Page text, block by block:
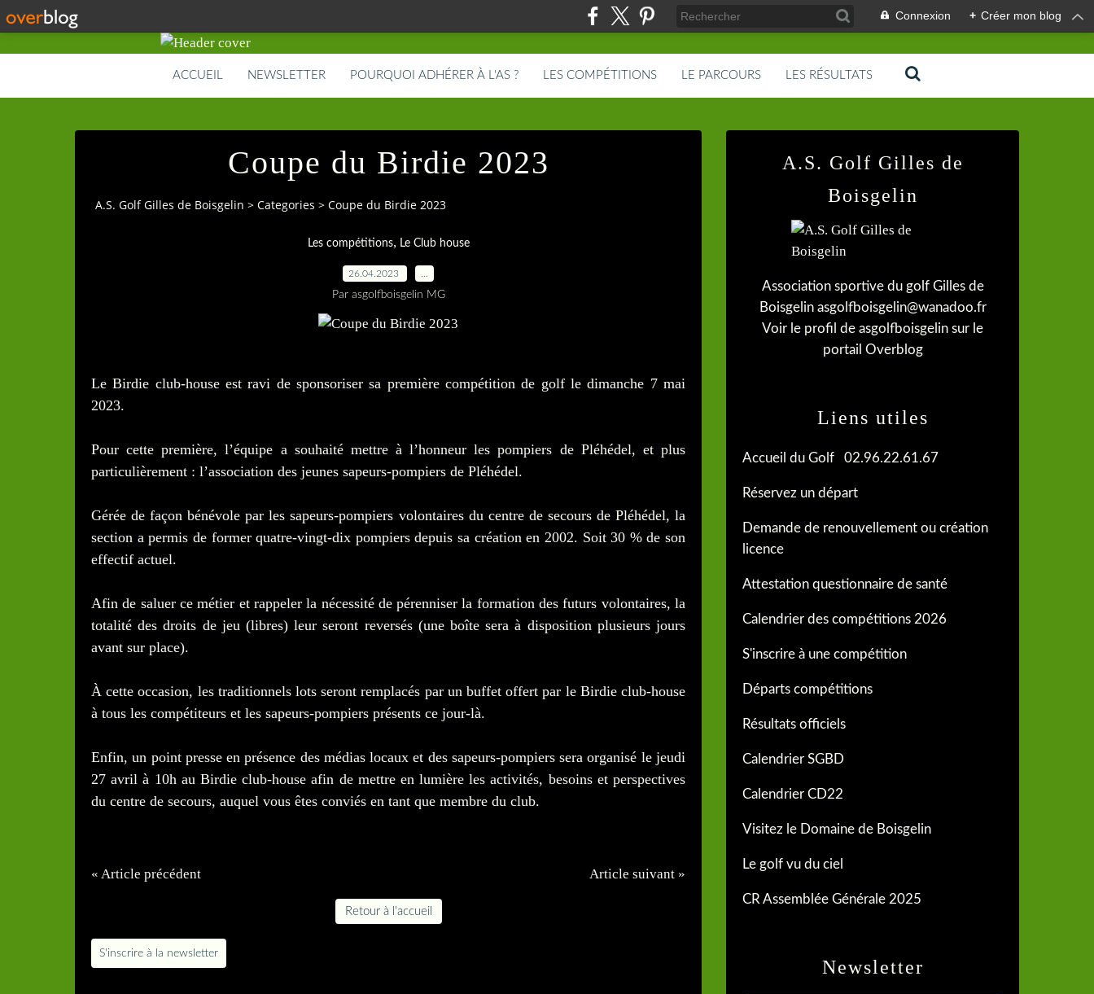
Connexion + Créer mon blog
ACCUEIL NEWSLETTER POURQUOI ADHÉRER À L'AS ? LES COMPÉTITIONS LE PARCOURS LES RÉSULTATS
Coupe du Birdie 2023
A.S. Golf Gilles de Boisgelin > Categories > Coupe du Birdie 2023
Les compétitions, Le Club house
26.04.2023
Par asgolfboisgelin MG
Le Birdie club-house est ravi de sponsoriser sa première compétition de golf le dimanche 7 mai
2023.
Pour cette première, l’équipe a souhaité mettre à l’honneur les pompiers de Pléhédel, et plus
particulièrement : l’association des jeunes sapeurs-pompiers de Pléhédel.
Gérée de façon bénévole par les sapeurs-pompiers volontaires du centre de secours de Pléhédel, la
section a permis de former quatre-vingt-dix pompiers depuis sa création en 2002. Soit 30 % de son
effectif actuel.
Afin de saluer ce métier et rappeler la nécessité de pérenniser la formation des futurs volontaires, la
totalité des droits de jeu (libres) leur seront reversés (une boîte sera à disposition plusieurs jours
avant sur place).
À cette occasion, les traditionnels lots seront remplacés par un buffet offert par le Birdie club-house
à tous les compétiteurs et les sapeurs-pompiers présents ce jour-là.
Enfin, un point presse en présence des médias locaux et des sapeurs-pompiers sera organisé le jeudi
27 avril à 10h au Birdie club-house afin de mettre en lumière les activités, besoins et perspectives
du centre de secours, auquel vous êtes conviés en tant que membre du club.
« Article précédent Article suivant »
Retour à l'accueil
S'inscrire à la newsletter
Newsletter
A.S. Golf Gilles de
Boisgelin
Association sportive du golf Gilles de
Boisgelin asgolfboisgelin@wanadoo.fr
Voir le profil de asgolfboisgelin sur le
portail Overblog
Liens utiles
Accueil du Golf 02.96.22.61.67
Réservez un départ
Demande de renouvellement ou création
licence
Attestation questionnaire de santé
Calendrier des compétitions 2026
S'inscrire à une compétition
Départs compétitions
Résultats officiels
Calendrier SGBD
Calendrier CD22
Visitez le Domaine de Boisgelin
Le golf vu du ciel
CR Assemblée Générale 2025